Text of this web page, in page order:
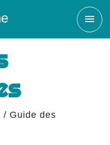
menu
/ Guide des